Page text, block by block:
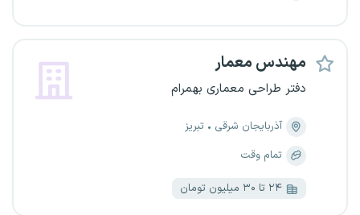
مهندس معمار
دفتر طراحی معماری بهمرام
آذربایجان شرقی
تبریز
تمام وقت
۲۴ تا ۳۰ میلیون تومان